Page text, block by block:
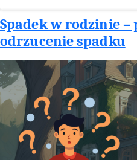
–
co
zrobić
z
Spadek w rodzinie –
odrzucenie spadku